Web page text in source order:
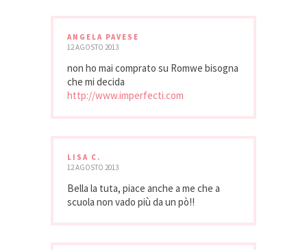
ANGELA PAVESE
12 AGOSTO 2013
non ho mai comprato su Romwe bisogna
che mi decida
http://www.imperfecti.com
LISA C.
12 AGOSTO 2013
Bella la tuta, piace anche a me che a
scuola non vado più da un pò!!